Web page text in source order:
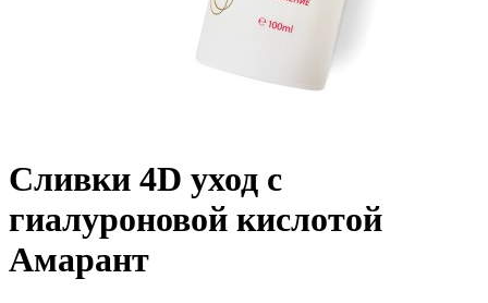
Сливки 4D уход с
гиалуроновой кислотой
Амарант